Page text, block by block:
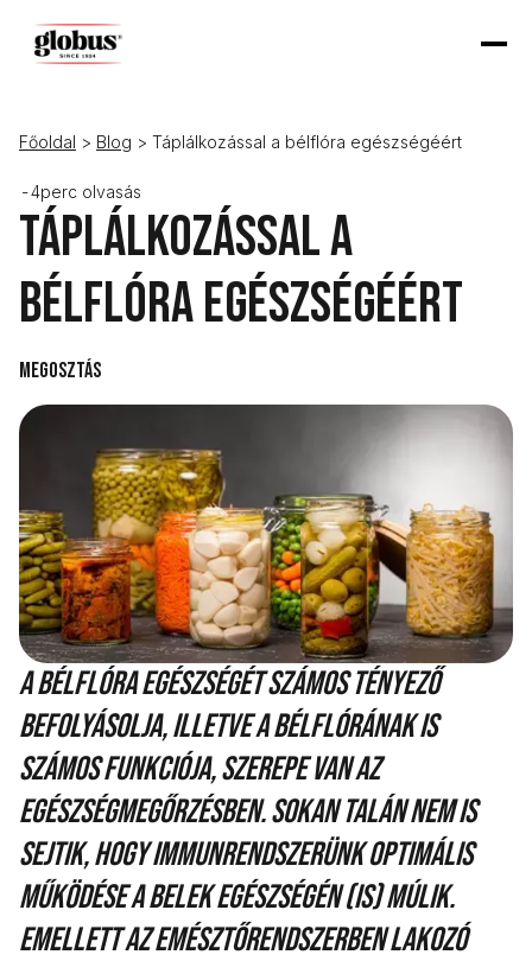
Főoldal > Blog > Táplálkozással a bélflóra egészségéért
-4perc olvasás
Táplálkozással a
bélflóra egészségéért
Megosztás
A bélflóra egészségét számos tényező
befolyásolja, illetve a bélflórának is
számos funkciója, szerepe van az
egészségmegőrzésben. Sokan talán nem is
sejtik, hogy immunrendszerünk optimális
működése a belek egészségén (is) múlik.
Emellett az emésztőrendszerben lakozó